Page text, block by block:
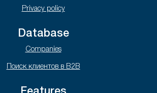
Privacy policy
Database
Companies
Поиск клиентов в B2B